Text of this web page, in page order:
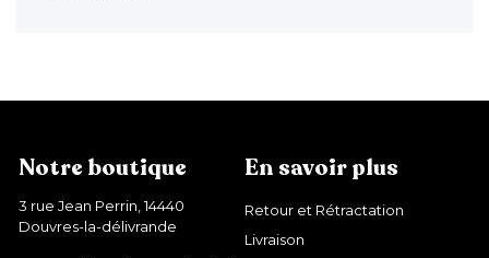
Notre boutique
3 rue Jean Perrin, 14440
Douvres-la-délivrande
En savoir plus
Retour et Rétractation
Livraison